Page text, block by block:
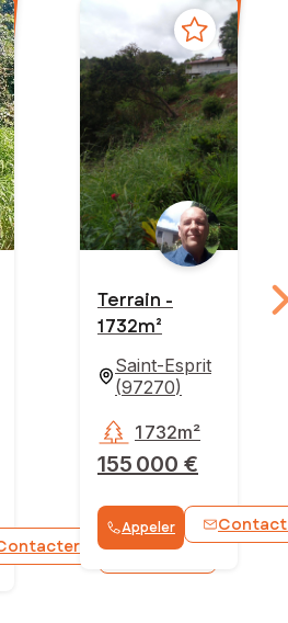
WhatsApp
Terrain -
1 732m²
Saint-Esprit
(97270)
155 000 €
1 732m²
Appeler